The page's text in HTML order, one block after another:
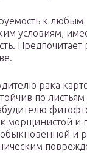
к любым
условиям,
Предпочитает
рака
по
морщинистой и
и